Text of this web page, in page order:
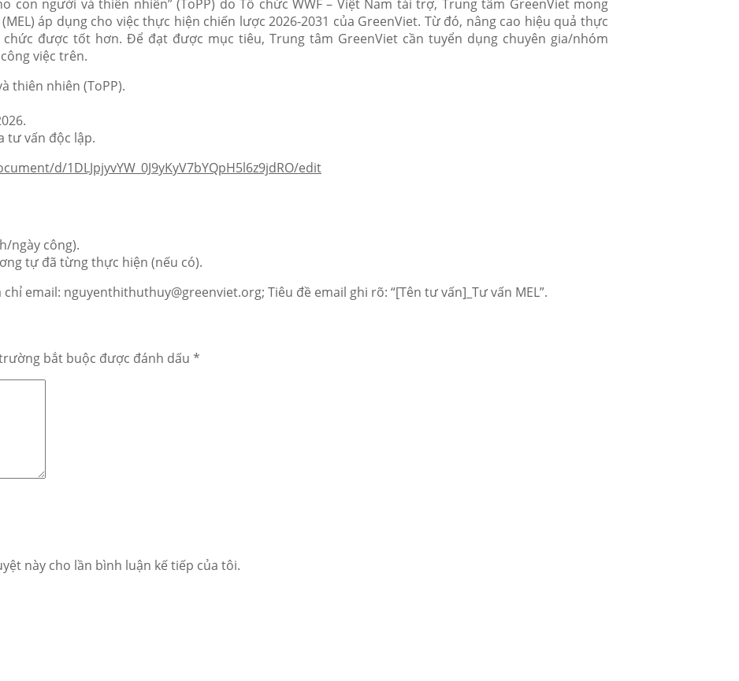
con người và thiên nhiên” (ToPP) do Tổ chức WWF – Việt Nam tài trợ, Trung tâm GreenViet mong
áp dụng cho việc thực hiện chiến lược 2026-2031 của GreenViet. Từ đó, nâng cao hiệu quả thực
được tốt hơn. Để đạt được mục tiêu, Trung tâm GreenViet cần tuyển dụng chuyên gia/nhóm
việc trên.
thiên nhiên (ToPP).
tư vấn độc lập.
d/1DLJpjyvYW_0J9yKyV7bYQpH5l6z9jdRO/edit
ngày công).
tự đã từng thực hiện (nếu có).
chỉ email: nguyenthithuthuy@greenviet.org; Tiêu đề email ghi rõ: “[Tên tư vấn]_Tư vấn MEL”.
bắt buộc được đánh dấu *
này cho lần bình luận kế tiếp của tôi.